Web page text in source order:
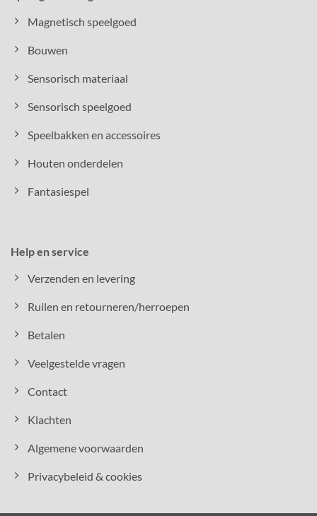
Magnetisch speelgoed
Bouwen
Sensorisch materiaal
Sensorisch speelgoed
Speelbakken en accessoires
Houten onderdelen
Fantasiespel
Help en service
Verzenden en levering
Ruilen en retourneren/herroepen
Betalen
Veelgestelde vragen
Contact
Klachten
Algemene voorwaarden
Privacybeleid & cookies